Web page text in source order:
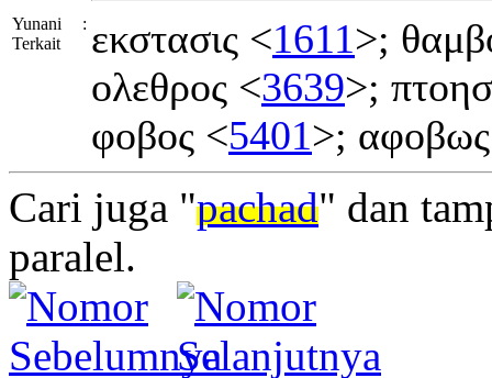
Yunani
Terkait
: εκστασις <1611>;
ολεθρος <3639>;
φοβος <5401>;
Cari juga "pachad" dan
paralel.